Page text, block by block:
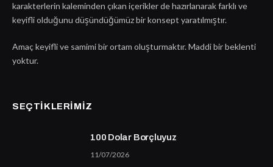
karakterlerin kaleminden çıkan içerikler de hazırlanarak farklı ve
keyifli olduğunu düşündüğümüz bir konsept yaratılmıştır.
Amaç keyifli ve samimi bir ortam oluşturmaktır. Maddi bir beklenti
yoktur.
SEÇTIKLERIMIZ
100 Dolar Borçluyuz
11/07/2026